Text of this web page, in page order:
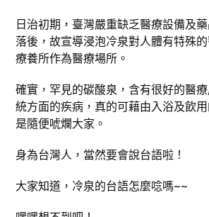
日治初期，臺灣嚴重缺乏醫療設備及
落後，故宣導浸泡冷泉對人體有特殊
療養所作為醫療場所。
確實，罕見的碳酸泉，含有很好的醫
統方面的疾病，真的可藉由入浴及飲
是隨便唬爛大家。
身為台灣人，當然要會說台語啦！
大家知道，冷泉的台語怎麼唸嗎~~